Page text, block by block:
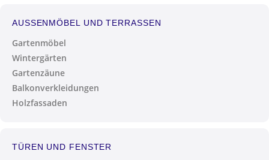
AUSSENMÖBEL UND TERRASSEN
Gartenmöbel
Wintergärten
Gartenzäune
Balkonverkleidungen
Holzfassaden
TÜREN UND FENSTER